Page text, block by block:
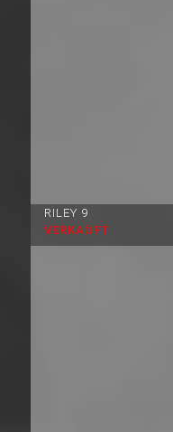
RILEY 9
VERKAUFT